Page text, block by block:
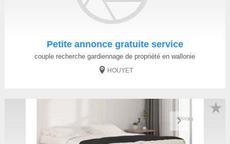
Petite annonce gratuite service
couple recherche gardiennage de propriété en wallonie
HOUYET
★